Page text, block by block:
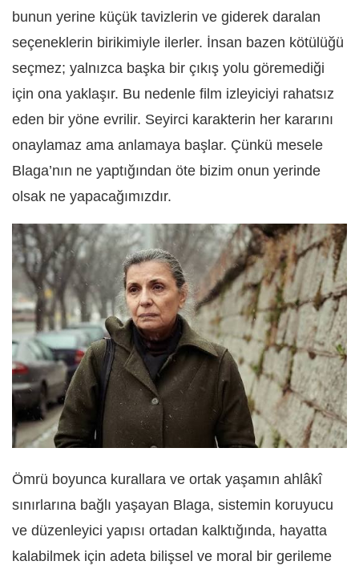
bunun yerine küçük tavizlerin ve giderek daralan
seçeneklerin birikimiyle ilerler. İnsan bazen kötülüğü
seçmez; yalnızca başka bir çıkış yolu göremediği
için ona yaklaşır. Bu nedenle film izleyiciyi rahatsız
eden bir yöne evrilir. Seyirci karakterin her kararını
onaylamaz ama anlamaya başlar. Çünkü mesele
Blaga’nın ne yaptığından öte bizim onun yerinde
olsak ne yapacağımızdır.
Ömrü boyunca kurallara ve ortak yaşamın ahlâkî
sınırlarına bağlı yaşayan Blaga, sistemin koruyucu
ve düzenleyici yapısı ortadan kalktığında, hayatta
kalabilmek için adeta bilişsel ve moral bir gerileme